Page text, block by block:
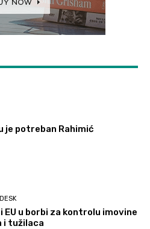
je potreban Rahimić
i EU u borbi za kontrolu imovine
i tužilaca